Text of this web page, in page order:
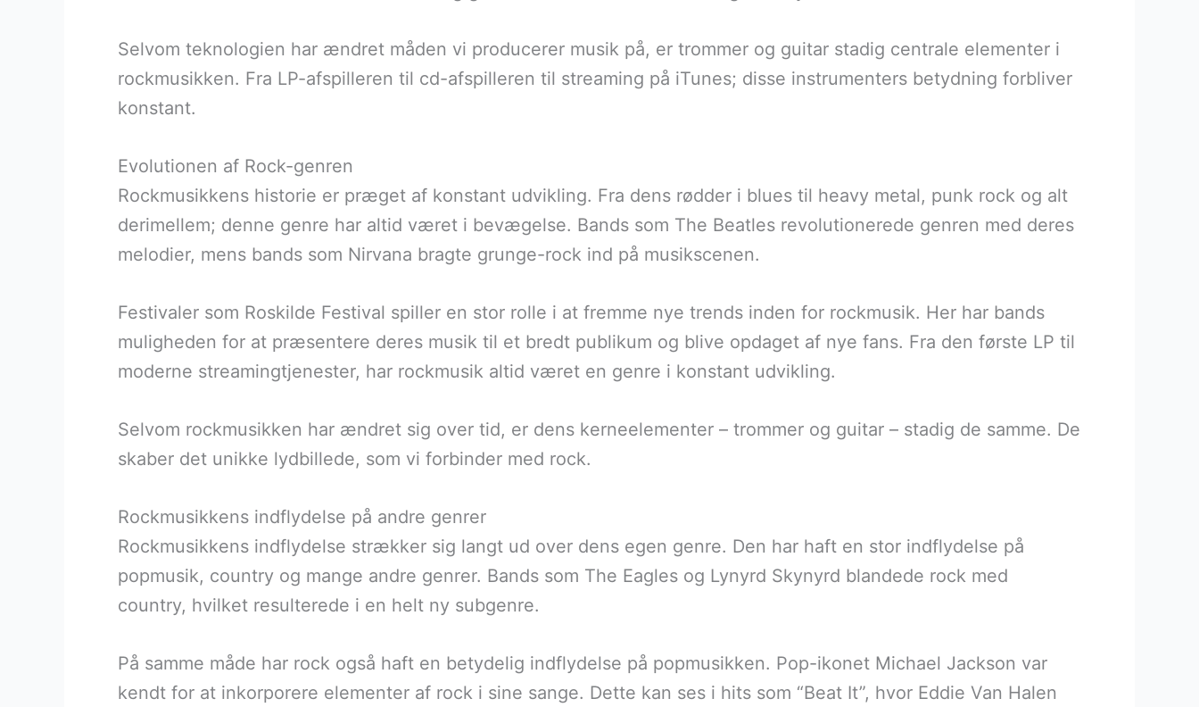
Selvom teknologien har ændret måden vi producerer musik på, er trommer og guitar stadig centrale elementer i
rockmusikken. Fra LP-afspilleren til cd-afspilleren til streaming på iTunes; disse instrumenters betydning forbliver
konstant.
Evolutionen af Rock-genren
Rockmusikkens historie er præget af konstant udvikling. Fra dens rødder i blues til heavy metal, punk rock og alt
derimellem; denne genre har altid været i bevægelse. Bands som The Beatles revolutionerede genren med deres
melodier, mens bands som Nirvana bragte grunge-rock ind på musikscenen.
Festivaler som Roskilde Festival spiller en stor rolle i at fremme nye trends inden for rockmusik. Her har bands
muligheden for at præsentere deres musik til et bredt publikum og blive opdaget af nye fans. Fra den første LP til
moderne streamingtjenester, har rockmusik altid været en genre i konstant udvikling.
Selvom rockmusikken har ændret sig over tid, er dens kerneelementer – trommer og guitar – stadig de samme. De
skaber det unikke lydbillede, som vi forbinder med rock.
Rockmusikkens indflydelse på andre genrer
Rockmusikkens indflydelse strækker sig langt ud over dens egen genre. Den har haft en stor indflydelse på
popmusik, country og mange andre genrer. Bands som The Eagles og Lynyrd Skynyrd blandede rock med
country, hvilket resulterede i en helt ny subgenre.
På samme måde har rock også haft en betydelig indflydelse på popmusikken. Pop-ikonet Michael Jackson var
kendt for at inkorporere elementer af rock i sine sange. Dette kan ses i hits som “Beat It”, hvor Eddie Van Halen